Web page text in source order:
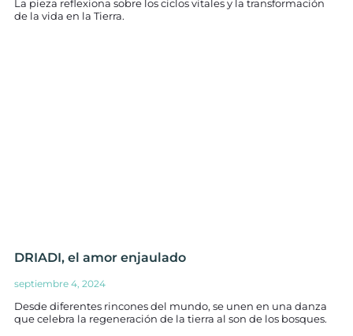
La pieza reflexiona sobre los ciclos vitales y la transformación
de la vida en la Tierra.
DRIADI, el amor enjaulado
septiembre 4, 2024
Desde diferentes rincones del mundo, se unen en una danza
que celebra la regeneración de la tierra al son de los bosques.